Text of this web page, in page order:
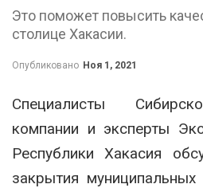
Это поможет повысить
столице Хакасии.
Опубликовано Ноя 1, 2021
Специалисты
компании и эксперты
Республики Хакасия
закрытия